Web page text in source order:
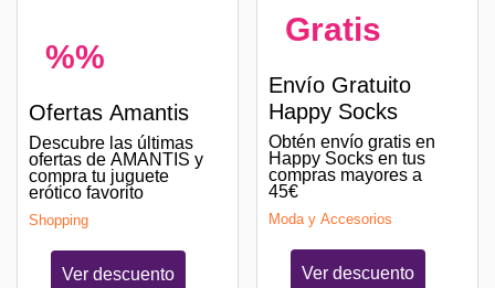
%%
Ofertas Amantis
Descubre las últimas
ofertas de AMANTIS y
compra tu juguete
erótico favorito
Shopping
Ver descuento
Gratis
Envío Gratuito
Happy Socks
Obtén envío gratis en
Happy Socks en tus
compras mayores a
45€
Moda y Accesorios
Ver descuento